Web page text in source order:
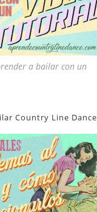
a bailar con un
Country Line Dance